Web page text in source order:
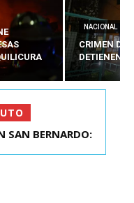
NACIONAL
CRIMEN DE
DETIENEN
LA